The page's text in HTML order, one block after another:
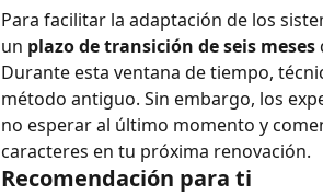
Para facilitar la adaptación de los
un plazo de transición de seis meses
Durante esta ventana de tiempo,
método antiguo. Sin embargo, los
no esperar al último momento y
caracteres en tu próxima renovación.
Recomendación para ti